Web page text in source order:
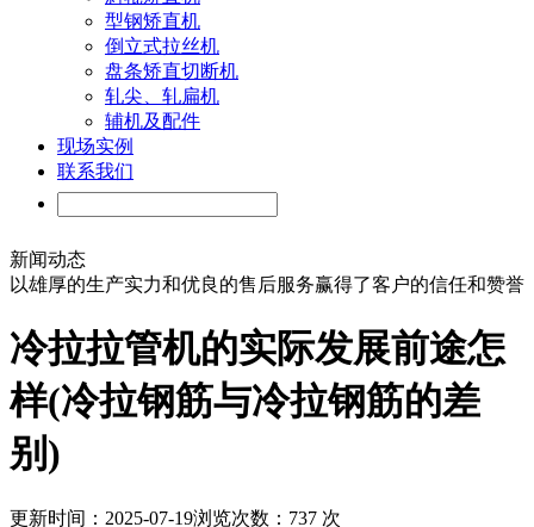
型钢矫直机
倒立式拉丝机
盘条矫直切断机
轧尖、轧扁机
辅机及配件
现场实例
联系我们
新闻动态
以雄厚的生产实力和优良的售后服务赢得了客户的信任和赞誉
冷拉拉管机的实际发展前途怎
样(冷拉钢筋与冷拉钢筋的差
别)
更新时间：2025-07-19浏览次数：737 次